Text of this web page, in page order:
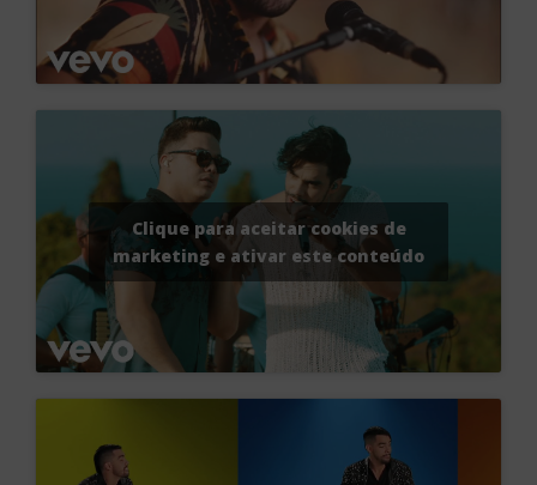
Clique para aceitar cookies de
marketing e ativar este conteúdo